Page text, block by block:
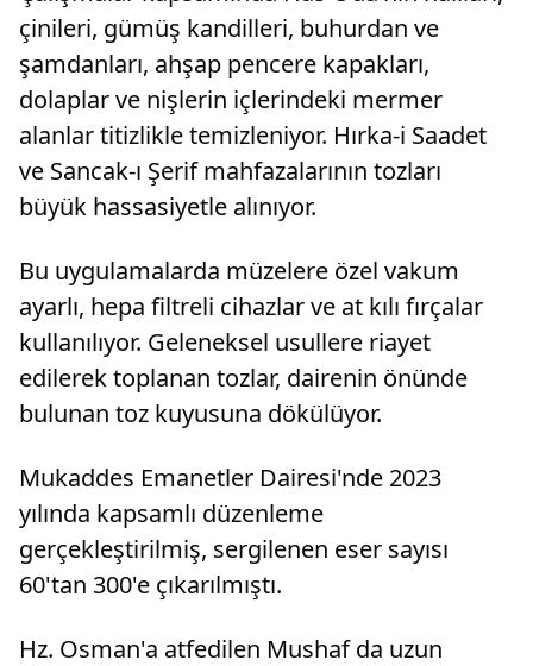
çinileri, gümüş kandilleri, buhurdan ve
şamdanları, ahşap pencere kapakları,
dolaplar ve nişlerin içlerindeki mermer
alanlar titizlikle temizleniyor. Hırka-i Saadet
ve Sancak-ı Şerif mahfazalarının tozları
büyük hassasiyetle alınıyor.
Bu uygulamalarda müzelere özel vakum
ayarlı, hepa filtreli cihazlar ve at kılı fırçalar
kullanılıyor. Geleneksel usullere riayet
edilerek toplanan tozlar, dairenin önünde
bulunan toz kuyusuna dökülüyor.
Mukaddes Emanetler Dairesi'nde 2023
yılında kapsamlı düzenleme
gerçekleştirilmiş, sergilenen eser sayısı
60'tan 300'e çıkarılmıştı.
Hz. Osman'a atfedilen Mushaf da uzun